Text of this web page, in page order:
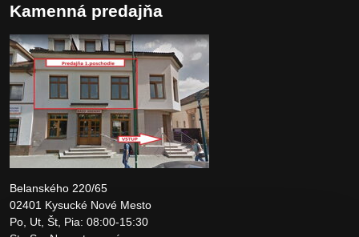
Kamenná predajňa
Belanského 220/65
02401 Kysucké Nové Mesto
Po, Ut, Št, Pia: 08:00-15:30